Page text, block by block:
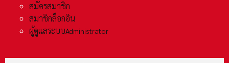
สมัครสมาชิก
สมาชิกล็อกอิน
ผู้ดูแลระบบAdministrator